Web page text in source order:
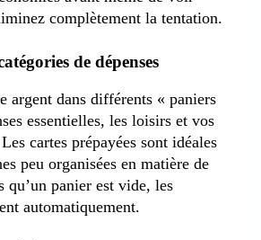
complètement la tentation.
de dépenses
argent dans différents « paniers
essentielles, les loisirs et vos
cartes prépayées sont idéales
peu organisées en matière de
qu’un panier est vide, les
automatiquement.